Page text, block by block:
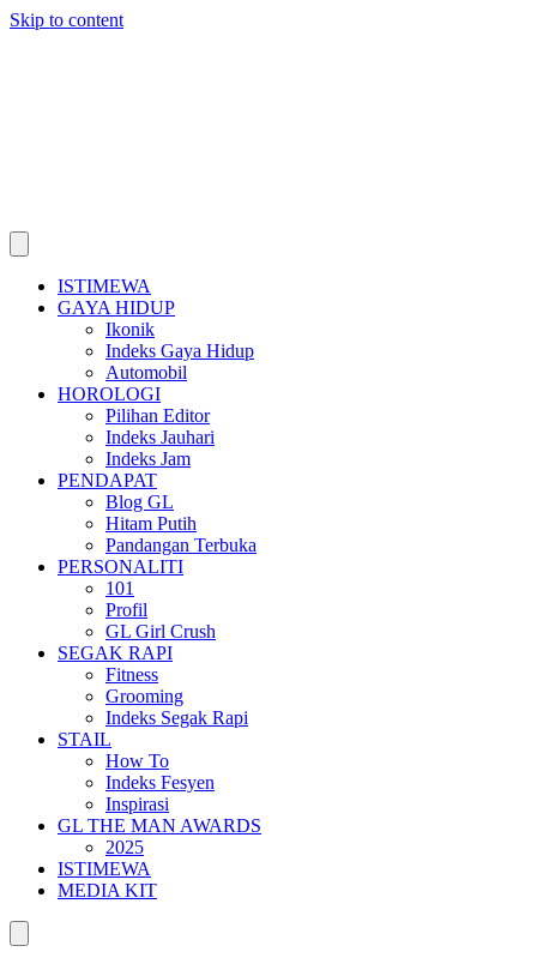
Skip to content
ISTIMEWA
GAYA HIDUP
Ikonik
Indeks Gaya Hidup
Automobil
HOROLOGI
Pilihan Editor
Indeks Jauhari
Indeks Jam
PENDAPAT
Blog GL
Hitam Putih
Pandangan Terbuka
PERSONALITI
101
Profil
GL Girl Crush
SEGAK RAPI
Fitness
Grooming
Indeks Segak Rapi
STAIL
How To
Indeks Fesyen
Inspirasi
GL THE MAN AWARDS
2025
ISTIMEWA
MEDIA KIT